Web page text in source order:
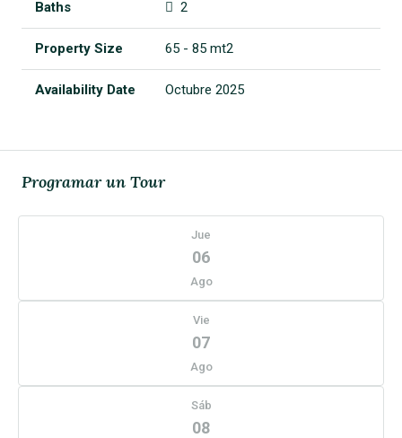
2
65 - 85 mt2
Octubre 2025
Programar un Tour
Jue
06
Ago
Vie
07
Ago
Sáb
08